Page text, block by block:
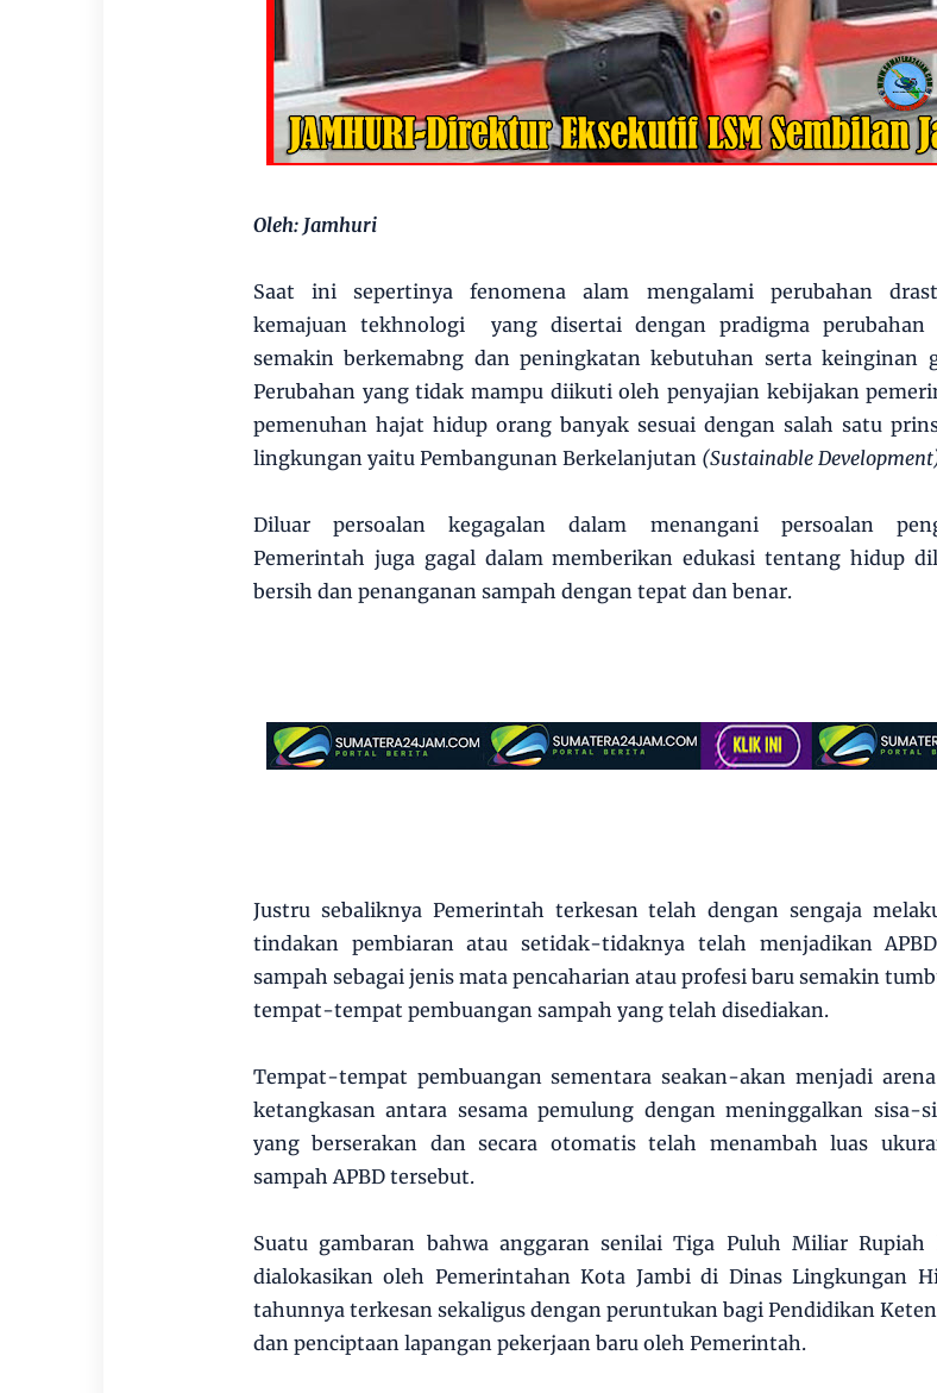
Oleh: Jamhuri
Saat ini sepertinya fenomena alam mengalami perubahan
kemajuan tekhnologi yang disertai dengan pradigma
semakin berkemabng dan peningkatan kebutuhan serta keinginan
Perubahan yang tidak mampu diikuti oleh penyajian kebijakan
pemenuhan hajat hidup orang banyak sesuai dengan salah satu
lingkungan yaitu Pembangunan Berkelanjutan(Sustainable
Diluar persoalan kegagalan dalam menangani persoalan
Pemerintah juga gagal dalam memberikan edukasi tentang hidup
bersih dan penanganan sampah dengan tepat dan benar.
Justru sebaliknya Pemerintah terkesan telah dengan sengaja
tindakan pembiaran atau setidak-tidaknya telah menjadikan
sampah sebagai jenis mata pencaharian atau profesi baru semakin
tempat-tempat pembuangan sampah yang telah disediakan.
Tempat-tempat pembuangan sementara seakan-akan menjadi
ketangkasan antara sesama pemulung dengan meninggalkan sisa-
yang berserakan dan secara otomatis telah menambah luas
sampah APBD tersebut.
Suatu gambaran bahwa anggaran senilai Tiga Puluh Miliar Rupiah
dialokasikan oleh Pemerintahan Kota Jambi di Dinas Lingkungan
tahunnya terkesan sekaligus dengan peruntukan bagi Pendidikan
dan penciptaan lapangan pekerjaan baru oleh Pemerintah.